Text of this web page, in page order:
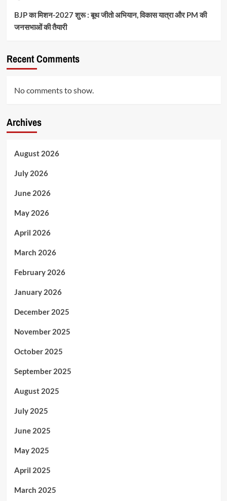
BJP का मिशन-2027 शुरू : बूथ जीतो अभियान, विकास यात्रा और PM की
जनसभाओं की तैयारी
Recent Comments
No comments to show.
Archives
August 2026
July 2026
June 2026
May 2026
April 2026
March 2026
February 2026
January 2026
December 2025
November 2025
October 2025
September 2025
August 2025
July 2025
June 2025
May 2025
April 2025
March 2025